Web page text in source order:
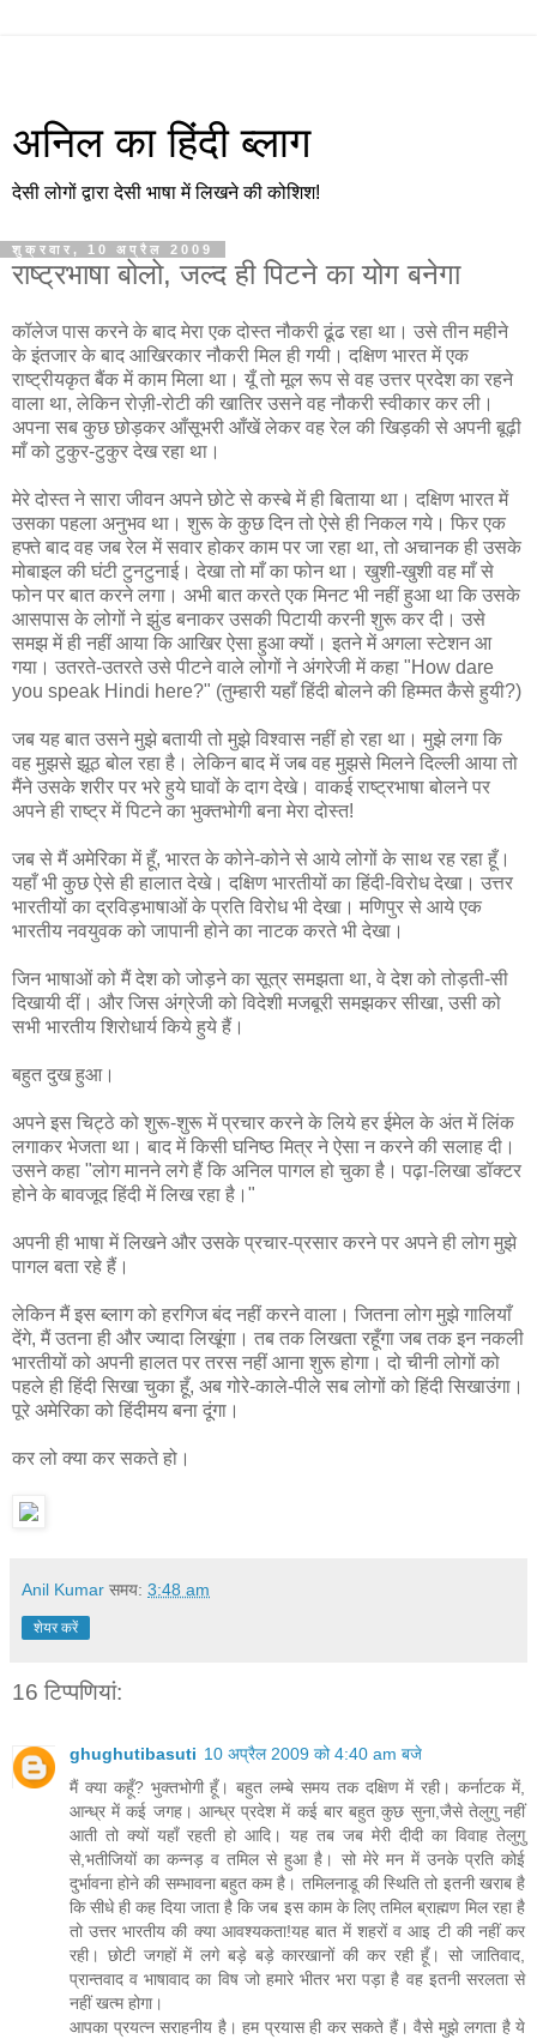
अनिल का हिंदी ब्लाग
देसी लोगों द्वारा देसी भाषा में लिखने की कोशिश!
शुक्रवार, 10 अप्रैल 2009
राष्ट्रभाषा बोलो, जल्द ही पिटने का योग बनेगा
कॉलेज पास करने के बाद मेरा एक दोस्त नौकरी ढूंढ रहा था। उसे तीन महीने
के इंतजार के बाद आखिरकार नौकरी मिल ही गयी। दक्षिण भारत में एक
राष्ट्रीयकृत बैंक में काम मिला था। यूँ तो मूल रूप से वह उत्तर प्रदेश का रहने
वाला था, लेकिन रोज़ी-रोटी की खातिर उसने वह नौकरी स्वीकार कर ली।
अपना सब कुछ छोड़कर आँसूभरी आँखें लेकर वह रेल की खिड़की से अपनी बूढ़ी
माँ को टुकुर-टुकुर देख रहा था।
मेरे दोस्त ने सारा जीवन अपने छोटे से कस्बे में ही बिताया था। दक्षिण भारत में
उसका पहला अनुभव था। शुरू के कुछ दिन तो ऐसे ही निकल गये। फिर एक
हफ्ते बाद वह जब रेल में सवार होकर काम पर जा रहा था, तो अचानक ही उसके
मोबाइल की घंटी टुनटुनाई। देखा तो माँ का फोन था। खुशी-खुशी वह माँ से
फोन पर बात करने लगा। अभी बात करते एक मिनट भी नहीं हुआ था कि उसके
आसपास के लोगों ने झुंड बनाकर उसकी पिटायी करनी शुरू कर दी। उसे
समझ में ही नहीं आया कि आखिर ऐसा हुआ क्यों। इतने में अगला स्टेशन आ
गया। उतरते-उतरते उसे पीटने वाले लोगों ने अंगरेजी में कहा "How dare
you speak Hindi here?" (तुम्हारी यहाँ हिंदी बोलने की हिम्मत कैसे हुयी?)
जब यह बात उसने मुझे बतायी तो मुझे विश्वास नहीं हो रहा था। मुझे लगा कि
वह मुझसे झूठ बोल रहा है। लेकिन बाद में जब वह मुझसे मिलने दिल्ली आया तो
मैंने उसके शरीर पर भरे हुये घावों के दाग देखे। वाकई राष्ट्रभाषा बोलने पर
अपने ही राष्ट्र में पिटने का भुक्तभोगी बना मेरा दोस्त!
जब से मैं अमेरिका में हूँ, भारत के कोने-कोने से आये लोगों के साथ रह रहा हूँ।
यहाँ भी कुछ ऐसे ही हालात देखे। दक्षिण भारतीयों का हिंदी-विरोध देखा। उत्तर
भारतीयों का द्रविड़भाषाओं के प्रति विरोध भी देखा। मणिपुर से आये एक
भारतीय नवयुवक को जापानी होने का नाटक करते भी देखा।
जिन भाषाओं को मैं देश को जोड़ने का सूत्र समझता था, वे देश को तोड़ती-सी
दिखायी दीं। और जिस अंग्रेजी को विदेशी मजबूरी समझकर सीखा, उसी को
सभी भारतीय शिरोधार्य किये हुये हैं।
बहुत दुख हुआ।
अपने इस चिट्ठे को शुरू-शुरू में प्रचार करने के लिये हर ईमेल के अंत में लिंक
लगाकर भेजता था। बाद में किसी घनिष्ठ मित्र ने ऐसा न करने की सलाह दी।
उसने कहा "लोग मानने लगे हैं कि अनिल पागल हो चुका है। पढ़ा-लिखा डॉक्टर
होने के बावजूद हिंदी में लिख रहा है।"
अपनी ही भाषा में लिखने और उसके प्रचार-प्रसार करने पर अपने ही लोग मुझे
पागल बता रहे हैं।
लेकिन मैं इस ब्लाग को हरगिज बंद नहीं करने वाला। जितना लोग मुझे गालियाँ
देंगे, मैं उतना ही और ज्यादा लिखूंगा। तब तक लिखता रहूँगा जब तक इन नकली
भारतीयों को अपनी हालत पर तरस नहीं आना शुरू होगा। दो चीनी लोगों को
पहले ही हिंदी सिखा चुका हूँ, अब गोरे-काले-पीले सब लोगों को हिंदी सिखाउंगा।
पूरे अमेरिका को हिंदीमय बना दूंगा।
कर लो क्या कर सकते हो।
Anil Kumar समय: 3:48 am
शेयर करें
16 टिप्‍पणियां:
ghughutibasuti 10 अप्रैल 2009 को 4:40 am बजे
मैं क्या कहूँ? भुक्तभोगी हूँ। बहुत लम्बे समय तक दक्षिण में रही। कर्नाटक में,
आन्ध्र में कई जगह। आन्ध्र प्रदेश में कई बार बहुत कुछ सुना,जैसे तेलुगु नहीं
आती तो क्यों यहाँ रहती हो आदि। यह तब जब मेरी दीदी का विवाह तेलुगु
से,भतीजियों का कन्नड़ व तमिल से हुआ है। सो मेरे मन में उनके प्रति कोई
दुर्भावना होने की सम्भावना बहुत कम है। तमिलनाडू की स्थिति तो इतनी खराब है
कि सीधे ही कह दिया जाता है कि जब इस काम के लिए तमिल ब्राह्मण मिल रहा है
तो उत्तर भारतीय की क्या आवश्यकता!यह बात में शहरों व आइ टी की नहीं कर
रही। छोटी जगहों में लगे बड़े बड़े कारखानों की कर रही हूँ। सो जातिवाद,
प्रान्तवाद व भाषावाद का विष जो हमारे भीतर भरा पड़ा है वह इतनी सरलता से
नहीं खत्म होगा।
आपका प्रयत्न सराहनीय है। हम प्रयास ही कर सकते हैं। वैसे मुझे लगता है ये